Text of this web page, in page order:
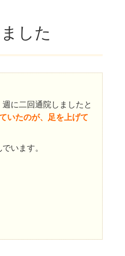
した
に二回通院しましたと
いたのが、足を上げて
います。